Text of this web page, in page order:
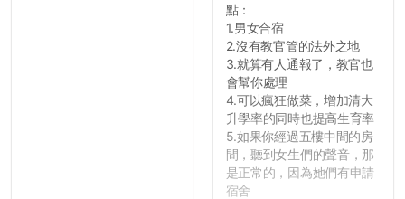
點：
1.男女合宿
2.沒有教官管的法外之地
3.就算有人通報了，教官也
會幫你處理
4.可以瘋狂做菜，增加清大
升學率的同時也提高生育率
5.如果你經過五樓中間的房
間，聽到女生們的聲音，那
是正常的，因為她們有申請
宿舍